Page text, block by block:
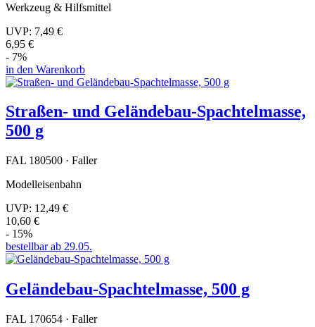
Werkzeug & Hilfsmittel
UVP: 7,49 €
6,95 €
- 7%
in den Warenkorb
Straßen- und Geländebau-Spachtelmasse,
500 g
FAL 180500 · Faller
Modelleisenbahn
UVP: 12,49 €
10,60 €
- 15%
bestellbar ab 29.05.
Geländebau-Spachtelmasse, 500 g
FAL 170654 · Faller